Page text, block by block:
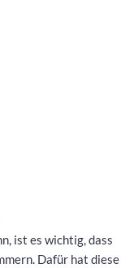
ist es wichtig, dass
Dafür hat diese